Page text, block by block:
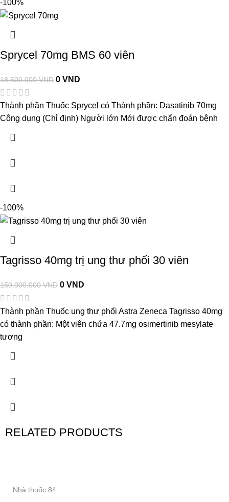
-100%
Sprycel 70mg BMS 60 viên
18.500.000VND 0VND
Thành phần Thuốc Sprycel có Thành phần: Dasatinib 70mg
Công dụng (Chỉ định) Người lớn Mới được chẩn đoán bệnh
-100%
Tagrisso 40mg trị ung thư phổi 30 viên
150.000.000VND 0VND
Thành phần Thuốc ung thư phổi Astra Zeneca Tagrisso 40mg
có thành phần: Một viên chứa 47.7mg osimertinib mesylate
tương
RELATED PRODUCTS
Nhà thuốc 84